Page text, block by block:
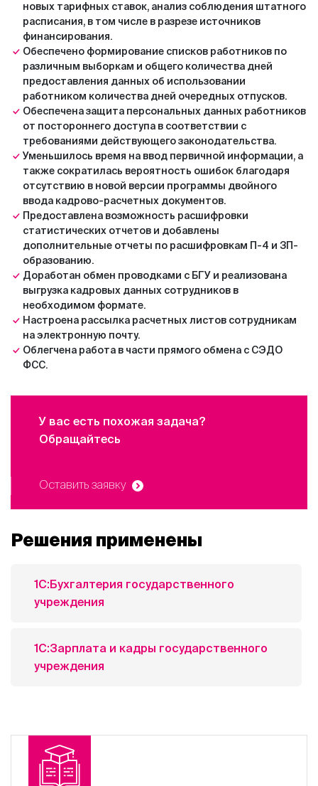
новых тарифных ставок, анализ соблюдения штатного
расписания, в том числе в разрезе источников
финансирования.
Обеспечено формирование списков работников по
различным выборкам и общего количества дней
предоставления данных об использовании
работником количества дней очередных отпусков.
Обеспечена защита персональных данных работников
от постороннего доступа в соответствии с
требованиями действующего законодательства.
Уменьшилось время на ввод первичной информации, а
также сократилась вероятность ошибок благодаря
отсутствию в новой версии программы двойного
ввода кадрово-расчетных документов.
Предоставлена возможность расшифровки
статистических отчетов и добавлены
дополнительные отчеты по расшифровкам П-4 и ЗП-
образованию.
Доработан обмен проводками с БГУ и реализована
выгрузка кадровых данных сотрудников в
необходимом формате.
Настроена рассылка расчетных листов сотрудникам
на электронную почту.
Облегчена работа в части прямого обмена с СЭДО
ФСС.
У вас есть похожая задача?
Обращайтесь
Оставить заявку
Решения применены
1С:Бухгалтерия государственного
учреждения
1С:Зарплата и кадры государственного
учреждения